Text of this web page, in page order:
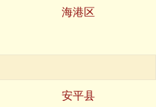
海港区
安平县